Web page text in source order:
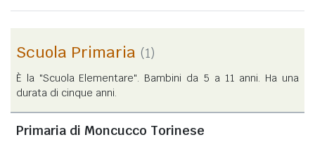
Scuola Primaria (1)
È la "Scuola Elementare". Bambini da 5 a 11 anni. Ha una
durata di cinque anni.
Primaria di Moncucco Torinese